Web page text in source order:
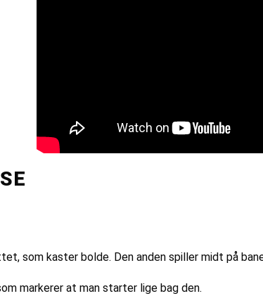
som kaster bolde. Den anden spiller midt på
markerer at man starter lige bag den.